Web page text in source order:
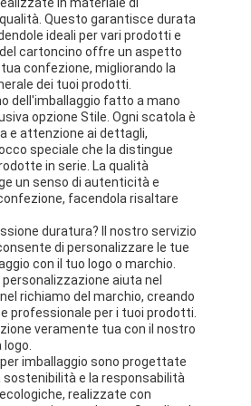
Questo garantisce durata
ideali per vari prodotti e
cartoncino offre un aspetto
confezione, migliorando la
dei tuoi prodotti.
dell'imballaggio fatto a mano
opzione Stile. Ogni scatola è
e attenzione ai dettagli,
speciale che la distingue
in serie. La qualità
un senso di autenticità e
facendola risaltare
duratura? Il nostro servizio
di personalizzare le tue
con il tuo logo o marchio.
aiuta nel
richiamo del marchio, creando
professionale per i tuoi prodotti.
veramente tua con il nostro
imballaggio sono progettate
e la responsabilità
realizzate con